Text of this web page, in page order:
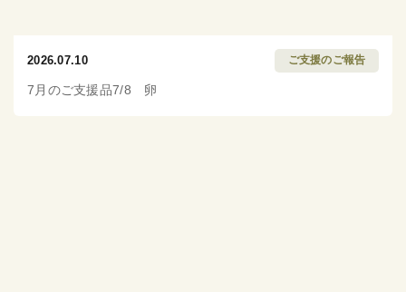
2026.07.10 ご支援のご報告
7月のご支援品7/8 卵